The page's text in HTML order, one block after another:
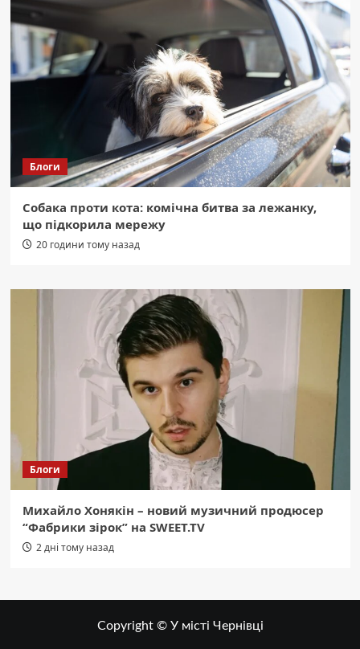
Блоги
Собака проти кота: комічна битва за лежанку,
що підкорила мережу
20 години тому назад
Блоги
Михайло Хонякін – новий музичний продюсер
“Фабрики зірок” на SWEET.TV
2 дні тому назад
Copyright © У місті Чернівці